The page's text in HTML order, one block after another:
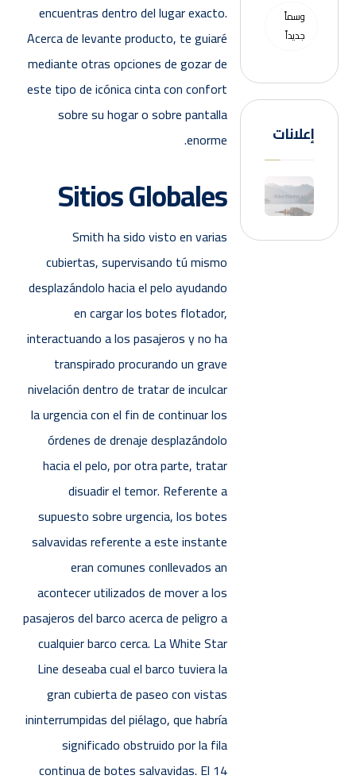
encuentras dentro del lugar exacto.
Acerca de levante producto, te guiaré
mediante otras opciones de gozar de
este tipo de icónica cinta con confort
sobre su hogar o sobre pantalla
enorme.
Sitios Globales
Smith ha sido visto en varias
cubiertas, supervisando tú mismo
desplazándolo hacia el pelo ayudando
en cargar los botes flotador,
interactuando a los pasajeros y no ha
transpirado procurando un grave
nivelación dentro de tratar de inculcar
la urgencia con el fin de continuar los
órdenes de drenaje desplazándolo
hacia el pelo, por otra parte, tratar
disuadir el temor. Referente a
supuesto sobre urgencia, los botes
salvavidas referente a este instante
eran comunes conllevados an
acontecer utilizados de mover a los
pasajeros del barco acerca de peligro a
cualquier barco cerca. La White Star
Line deseaba cual el barco tuviera la
gran cubierta de paseo con vistas
ininterrumpidas del piélago, que habría
significado obstruido por la fila
continua de botes salvavidas. El 14
وسماً
جديداً
إعلانات